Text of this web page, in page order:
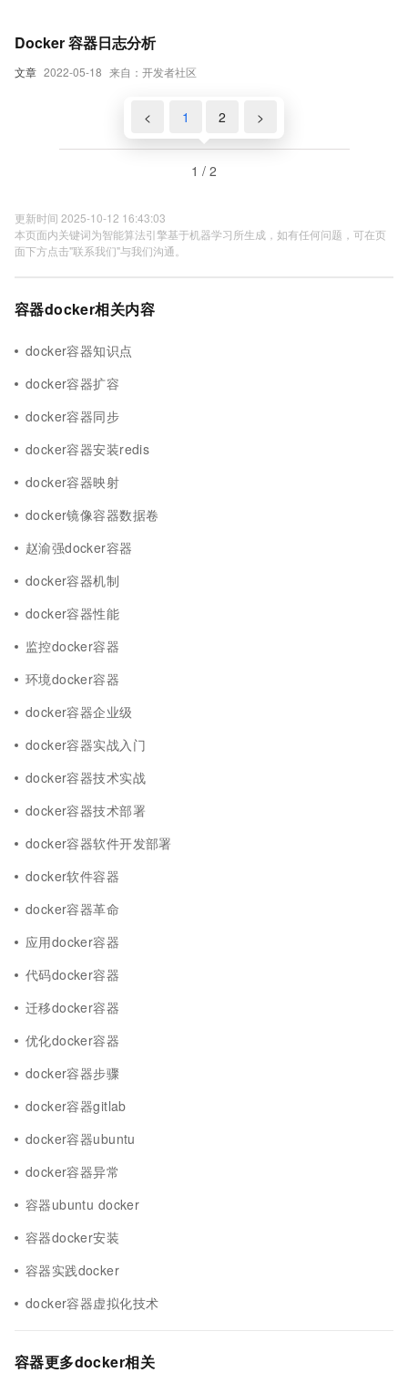
文章 2022-05-18 来自：开发者社区
Docker 容器日志分析
< 1 2 >
1 / 2
更新时间 2025-10-12 16:43:03
本页面内关键词为智能算法引擎基于机器学习所生成，如有任何问题，可在页
面下方点击"联系我们"与我们沟通。
容器docker相关内容
docker容器知识点
docker容器扩容
docker容器同步
docker容器安装redis
docker容器映射
docker镜像容器数据卷
赵渝强docker容器
docker容器机制
docker容器性能
监控docker容器
环境docker容器
docker容器企业级
docker容器实战入门
docker容器技术实战
docker容器技术部署
docker容器软件开发部署
docker软件容器
docker容器革命
应用docker容器
代码docker容器
迁移docker容器
优化docker容器
docker容器步骤
docker容器gitlab
docker容器ubuntu
docker容器异常
容器ubuntu docker
容器docker安装
容器实践docker
docker容器虚拟化技术
容器更多docker相关